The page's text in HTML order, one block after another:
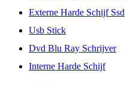
Externe Harde Schijf Ssd
Usb Stick
Dvd Blu Ray Schrijver
Interne Harde Schijf